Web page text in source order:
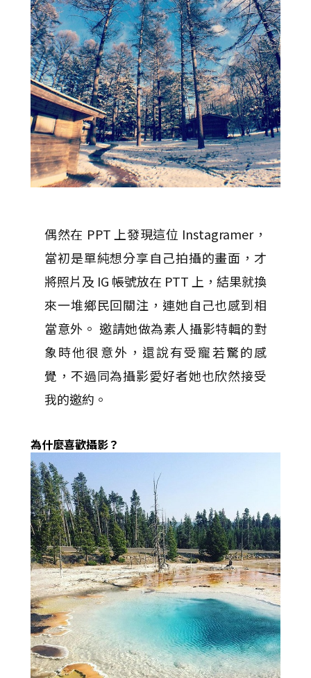
偶然在 PPT 上發現這位 Instagramer，
當初是單純想分享自己拍攝的畫面，才
將照片及 IG 帳號放在 PTT 上，結果就換
來一堆鄉民回關注，連她自己也感到相
當意外。 邀請她做為素人攝影特輯的對
象時他很意外，還說有受寵若驚的感
覺，不過同為攝影愛好者她也欣然接受
我的邀約。
為什麼喜歡攝影？